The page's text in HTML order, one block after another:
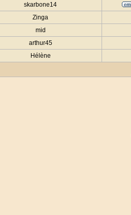
skarbone14
Zinga
mid
arthur45
Hélène